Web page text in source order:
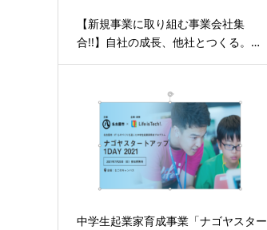
【新規事業に取り組む事業会社集
合!!】自社の成長、他社とつくる。…
中学生起業家育成事業「ナゴヤスター